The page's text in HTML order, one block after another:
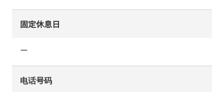
固定休息日
ー
电话号码